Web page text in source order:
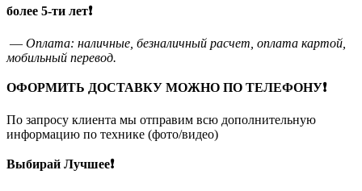
более 5-ти лет❗
— Оплата: наличные, безналичный расчет, оплата картой,
мобильный перевод.
ОФОРМИТЬ ДОСТАВКУ МОЖНО ПО ТЕЛЕФОНУ❗
По запросу клиента мы отправим всю дополнительную
информацию по технике (фото/видео)
Выбирай Лучшее❗